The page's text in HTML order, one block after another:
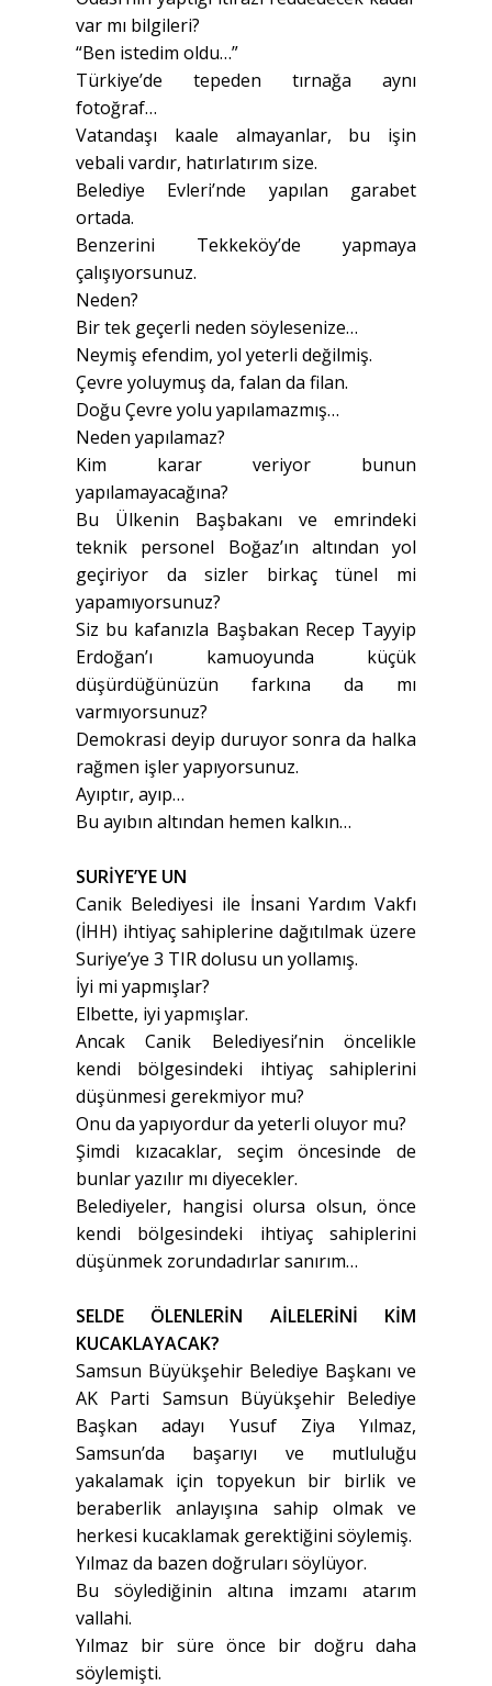
var mı bilgileri?
“Ben istedim oldu…”
Türkiye’de tepeden tırnağa aynı
fotoğraf…
Vatandaşı kaale almayanlar, bu işin
vebali vardır, hatırlatırım size.
Belediye Evleri’nde yapılan garabet
ortada.
Benzerini Tekkeköy’de yapmaya
çalışıyorsunuz.
Neden?
Bir tek geçerli neden söylesenize…
Neymiş efendim, yol yeterli değilmiş.
Çevre yoluymuş da, falan da filan.
Doğu Çevre yolu yapılamazmış…
Neden yapılamaz?
Kim karar veriyor bunun
yapılamayacağına?
Bu Ülkenin Başbakanı ve emrindeki
teknik personel Boğaz’ın altından yol
geçiriyor da sizler birkaç tünel mi
yapamıyorsunuz?
Siz bu kafanızla Başbakan Recep Tayyip
Erdoğan’ı kamuoyunda küçük
düşürdüğünüzün farkına da mı
varmıyorsunuz?
Demokrasi deyip duruyor sonra da halka
rağmen işler yapıyorsunuz.
Ayıptır, ayıp…
Bu ayıbın altından hemen kalkın…
SURİYE’YE UN
Canik Belediyesi ile İnsani Yardım Vakfı
(İHH) ihtiyaç sahiplerine dağıtılmak üzere
Suriye’ye 3 TIR dolusu un yollamış.
İyi mi yapmışlar?
Elbette, iyi yapmışlar.
Ancak Canik Belediyesi’nin öncelikle
kendi bölgesindeki ihtiyaç sahiplerini
düşünmesi gerekmiyor mu?
Onu da yapıyordur da yeterli oluyor mu?
Şimdi kızacaklar, seçim öncesinde de
bunlar yazılır mı diyecekler.
Belediyeler, hangisi olursa olsun, önce
kendi bölgesindeki ihtiyaç sahiplerini
düşünmek zorundadırlar sanırım…
SELDE ÖLENLERİN AİLELERİNİ KİM
KUCAKLAYACAK?
Samsun Büyükşehir Belediye Başkanı ve
AK Parti Samsun Büyükşehir Belediye
Başkan adayı Yusuf Ziya Yılmaz,
Samsun’da başarıyı ve mutluluğu
yakalamak için topyekun bir birlik ve
beraberlik anlayışına sahip olmak ve
herkesi kucaklamak gerektiğini söylemiş.
Yılmaz da bazen doğruları söylüyor.
Bu söylediğinin altına imzamı atarım
vallahi.
Yılmaz bir süre önce bir doğru daha
söylemişti.